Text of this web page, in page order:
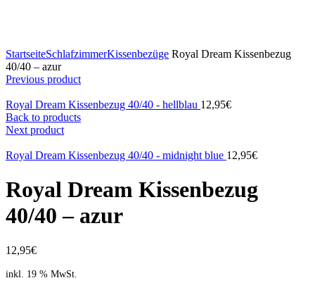
StartseiteSchlafzimmerKissenbezüge Royal Dream Kissenbezug
40/40 – azur
Previous product
Royal Dream Kissenbezug 40/40 - hellblau 12,95€
Back to products
Next product
Royal Dream Kissenbezug 40/40 - midnight blue 12,95€
Royal Dream Kissenbezug
40/40 – azur
12,95€
inkl. 19 % MwSt.